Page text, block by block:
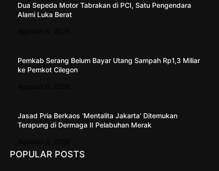
Dua Sepeda Motor Tabrakan di PCI, Satu Pengendara
Alami Luka Berat
Pemkab Serang Belum Bayar Utang Sampah Rp1,3 Miliar
ke Pemkot Cilegon
Jasad Pria Berkaos ‘Mentalita Jakarta’ Ditemukan
Terapung di Dermaga II Pelabuhan Merak
POPULAR POSTS